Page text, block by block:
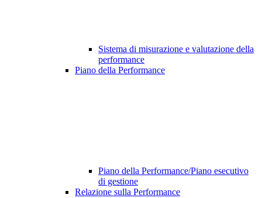
Sistema di misurazione e valutazione della
performance
Piano della Performance
Piano della Performance/Piano esecutivo
di gestione
Relazione sulla Performance